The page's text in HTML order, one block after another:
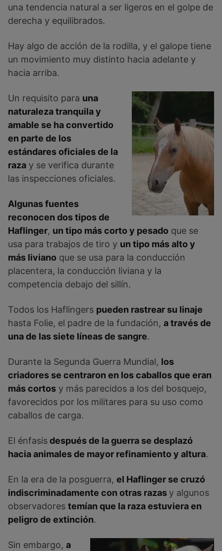
una tendencia natural a ser ligeros en el golpe de
derecha y equilibrados.
Hay algo de acción de la rodilla, y el galope tiene
un movimiento muy distinto hacia adelante y
hacia arriba.
Un requisito para una
naturaleza tranquila y
amable se ha convertido
en parte de los
estándares oficiales de la
raza y se verifica durante
las inspecciones oficiales.
Algunas fuentes
reconocen dos tipos de
Haflinger, un tipo más corto y pesado que se
usa para trabajos de tiro y un tipo más alto y
más liviano que se usa para la conducción
placentera, la conducción liviana y la
competencia debajo del sillín.
Todos los Haflingers pueden rastrear su linaje
hasta Folie, el padre de la fundación, a través de
una de las siete líneas de sangre.
Durante la Segunda Guerra Mundial, los
criadores se centraron en los caballos que eran
más cortos y más parecidos a los del bosquejo,
favorecidos por los militares para su uso como
caballos de carga.
El énfasisdespués de la guerra se desplazó
hacia animales de mayor refinamiento y altura.
En la era de la posguerra, el Haflinger se cruzó
indiscriminadamente con otras razas y algunos
observadores temían que la raza estuviera en
peligro de extinción.
Sin embargo, a